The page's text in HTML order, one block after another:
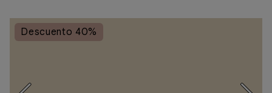
Descuento 40%